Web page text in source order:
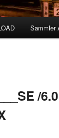
Sammler
/